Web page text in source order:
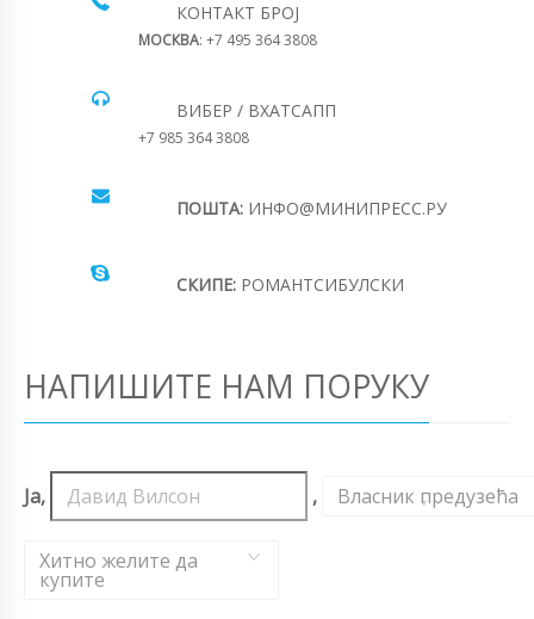
КОНТАКТ БРОЈ
МОСКВА: +7 495 364 3808
ВИБЕР / ВХАТСАПП
+7 985 364 3808
ПОШТА: ИНФО@МИНИПРЕСС.РУ
СКИПЕ: РОМАНТСИБУЛСКИ
НАПИШИТЕ НАМ ПОРУКУ
Ја, , Власник предузећа
,
Хитно желите да
купите